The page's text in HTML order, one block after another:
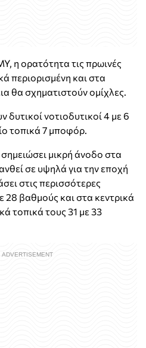
η ορατότητα τις πρωινές
περιορισμένη και στα
θα σχηματιστούν ομίχλες.
δυτικοί νοτιοδυτικοί 4 με 6
τοπικά 7 μποφόρ.
μικρή άνοδο στα
σε υψηλά για την εποχή
στις περισσότερες
28 βαθμούς και στα κεντρικά
τοπικά τους 31 με 33